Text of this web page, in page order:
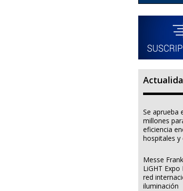
Se aprueba
millones
eficiencia
hospitales y
Messe
LiGHT
red
iluminación